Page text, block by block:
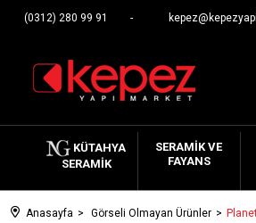
(0312) 280 99 91
KÜTAHYA
SERAMIK
SERAMIK VE
FAYANS
Anasayfa Görseli Olmayan Ürünler